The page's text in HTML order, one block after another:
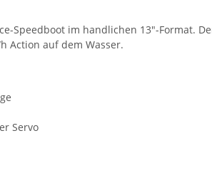
Speedboot im handlichen 13"-Format.
Action auf dem Wasser.
Servo